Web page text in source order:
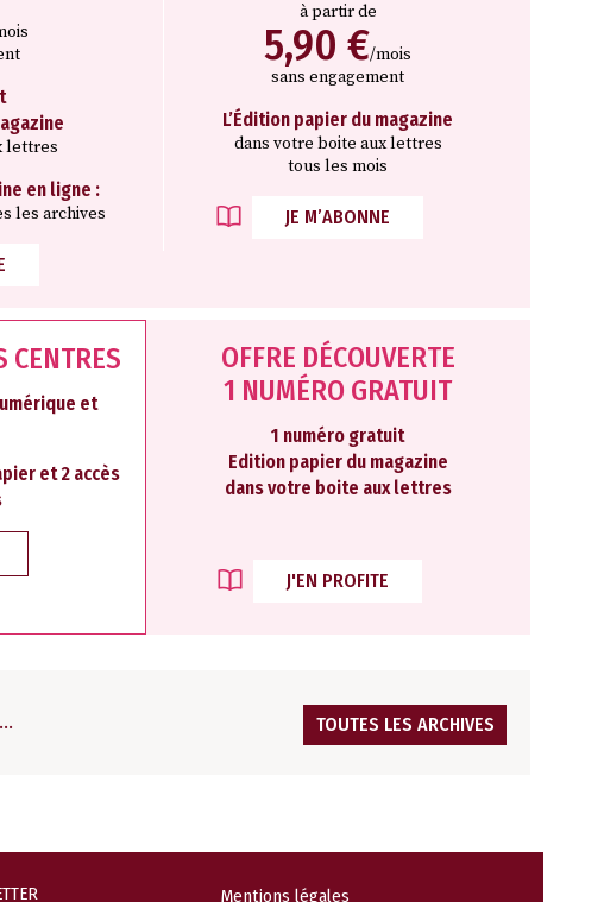
lettres
en ligne :
les archives
à partir de
5,90 €/mois
sans engagement
L’Édition papier du magazine
dans votre boite aux lettres
tous les mois
JE M’ABONNE
CENTRES
et
et 2 accès
OFFRE DÉCOUVERTE
1 NUMÉRO GRATUIT
1 numéro gratuit
Edition papier du magazine
dans votre boite aux lettres
J'EN PROFITE
TOUTES LES ARCHIVES
Mentions légales